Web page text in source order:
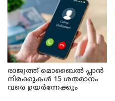
രാജ്യത്ത് മൊബൈൽ പ്ലാൻ
നിരക്കുകൾ 15 ശതമാനം
വരെ ഉയർന്നേക്കും